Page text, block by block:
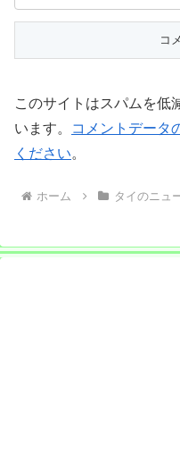
このサイトはスパムを低
います。
コメントデータ
ください。
ホーム タイのニュ